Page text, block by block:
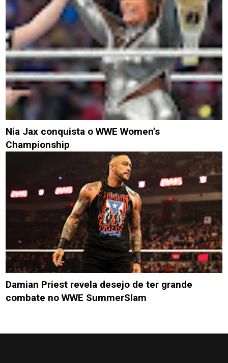
Nia Jax conquista o WWE Women’s
Championship
Damian Priest revela desejo de ter grande
combate no WWE SummerSlam